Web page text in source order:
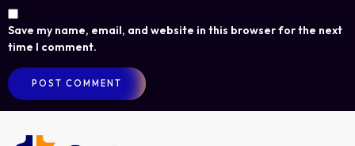
Save my name, email, and website in this browser for the next
time I comment.